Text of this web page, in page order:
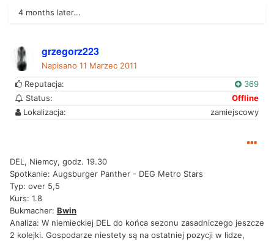
4 months later...
grzegorz223
Napisano 11 Marzec 2011
Reputacja:
369
Status:
Offline
Lokalizacja:
zamiejscowy
DEL, Niemcy, godz. 19.30
Spotkanie: Augsburger Panther - DEG Metro Stars
Typ: over 5,5
Kurs: 1.8
Bukmacher: Bwin
Analiza: W niemieckiej DEL do końca sezonu zasadniczego jeszcze
2 kolejki. Gospodarze niestety są na ostatniej pozycji w lidze,